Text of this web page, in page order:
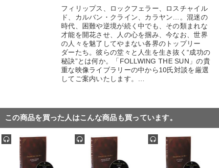
フィリップス、ロックフェラー、ロスチャイル
ド、カルバン・クライン、カラヤン…。混迷の
時代、困難や逆境が続く中でも、その類まれな
才能を開花させ、人の心を掴み、今なお、世界
の人々を魅了してやまない各界のトップリー
ダーたち。彼らの堂々と人生を生き抜く“成功の
秘訣”とは何か。「FOLLWING THE SUN」の貴
重な映像ライブラリーの中から10氏対談を厳選
してご案内いたします。…
この商品を買った人はこんな商品も買っています。